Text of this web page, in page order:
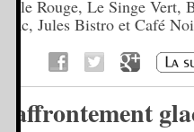
Cercle Rouge, Le Singe Vert,
Tabac, Jules Bistro et Café
L'affrontement